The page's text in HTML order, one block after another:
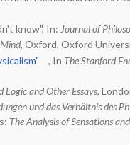
know", In: Journal of
, Oxford, Oxford
, In The Stanford
Logic and Other Essays,
und das Verhältnis des
The Analysis of Sensations